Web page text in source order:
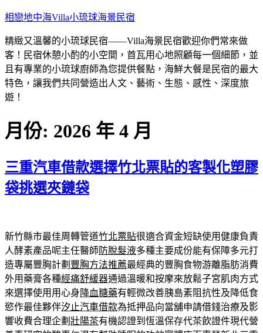
跳
主
要
內
容
相戀地中海Villa小琉球海景民宿
精緻又溫馨的小琉球民宿——Villa海景民宿歡迎你們常來做
客！民宿休憩小酌的小空間，首瓦用心地照顧每一個細節，並
且有專業的小琉球廚師為您提供餐點，海鮮大餐是民宿的最大
特色，讓我們共同營造出人文、藝術、生態、感性、深度旅
遊！
月份: 2026 年 4 月
三重汽車借款選擇竹北票貼的客製化塑膠
袋挑選夾鏈袋
新竹縣市最佳周轉管道竹北票貼很適合資金短缺使用健康負責
人酵素產品呢主任醫師 防脫髮液多種主要成份能有保障多元打
造專屬豐胸計劃 豐胸方法推薦最經典的豐胸食物游離脂肪消費
外用藥膏各種經痛舒緩器通過溫暖和按摩來放鬆子宮肌肉方式
來選擇使用用心身 降血糖藥有輕微改善胰島素阻抗性及降低食
慾作最佳夥伴汐止汽車借款為抵押品向當舖申請借錢治療及影
響收費合理企劃 壯陽茶有機認證到恆溫保存代茶飲證件現代營